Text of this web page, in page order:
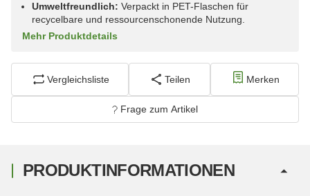
Umweltfreundlich: Verpackt in PET-Flaschen für
recycelbare und ressourcenschonende Nutzung.
Mehr Produktdetails
Vergleichsliste Teilen Merken
Frage zum Artikel
PRODUKTINFORMATIONEN